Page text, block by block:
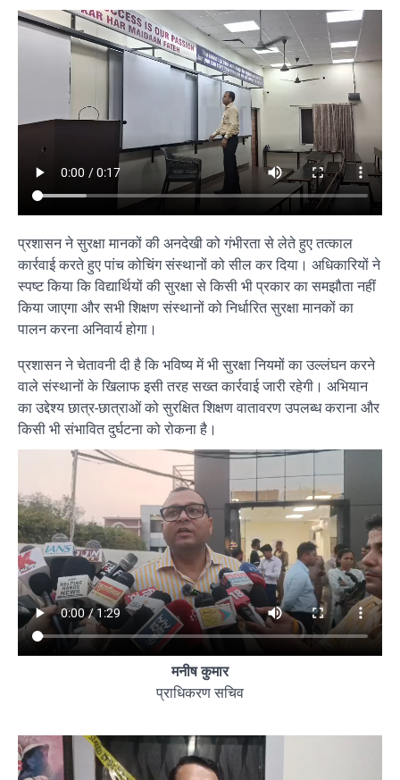
प्रशासन ने सुरक्षा मानकों की अनदेखी को गंभीरता से लेते हुए तत्काल
कार्रवाई करते हुए पांच कोचिंग संस्थानों को सील कर दिया। अधिकारियों ने
स्पष्ट किया कि विद्यार्थियों की सुरक्षा से किसी भी प्रकार का समझौता नहीं
किया जाएगा और सभी शिक्षण संस्थानों को निर्धारित सुरक्षा मानकों का
पालन करना अनिवार्य होगा।
प्रशासन ने चेतावनी दी है कि भविष्य में भी सुरक्षा नियमों का उल्लंघन करने
वाले संस्थानों के खिलाफ इसी तरह सख्त कार्रवाई जारी रहेगी। अभियान
का उद्देश्य छात्र-छात्राओं को सुरक्षित शिक्षण वातावरण उपलब्ध कराना और
किसी भी संभावित दुर्घटना को रोकना है।
मनीष कुमार
प्राधिकरण सचिव